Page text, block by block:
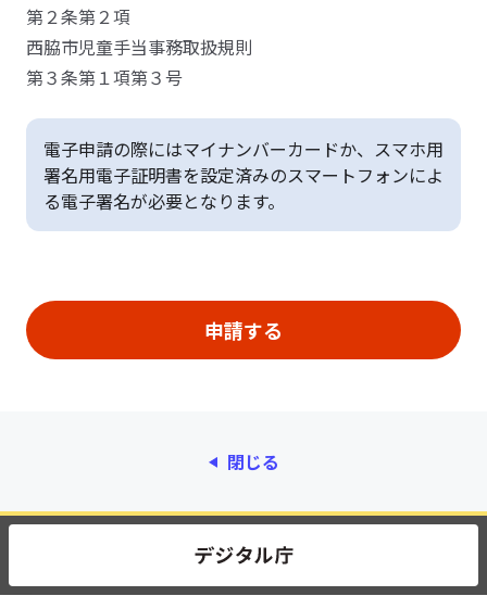
第２条第２項
西脇市児童手当事務取扱規則
第３条第１項第３号
電子申請の際にはマイナンバーカードか、スマホ用
署名用電子証明書を設定済みのスマートフォンによ
る電子署名が必要となります。
閉じる